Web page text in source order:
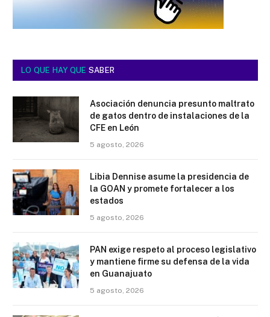
LO QUE HAY QUE SABER
Asociación denuncia presunto maltrato
de gatos dentro de instalaciones de la
CFE en León
5 agosto, 2026
Libia Dennise asume la presidencia de
la GOAN y promete fortalecer a los
estados
5 agosto, 2026
PAN exige respeto al proceso legislativo
y mantiene firme su defensa de la vida
en Guanajuato
5 agosto, 2026